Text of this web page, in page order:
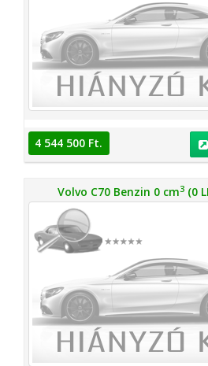
4 544 500 Ft.
Volvo C70 Benzin 0 cm3(0